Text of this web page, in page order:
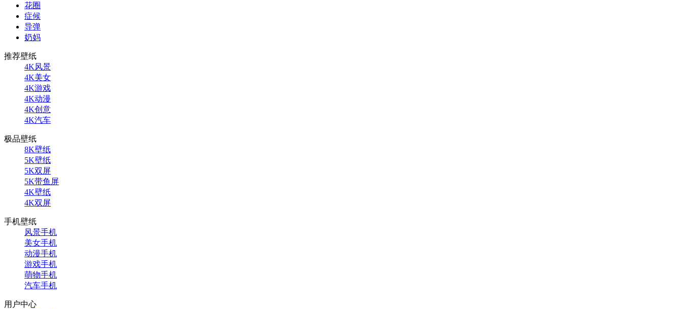
花圈
症候
导弹
奶妈
推荐壁纸
4K风景
4K美女
4K游戏
4K动漫
4K创意
4K汽车
极品壁纸
8K壁纸
5K壁纸
5K双屏
5K带鱼屏
4K壁纸
4K双屏
手机壁纸
风景手机
美女手机
动漫手机
游戏手机
萌物手机
汽车手机
用户中心